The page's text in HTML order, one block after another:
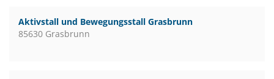
Aktivstall und Bewegungsstall Grasbrunn
85630 Grasbrunn